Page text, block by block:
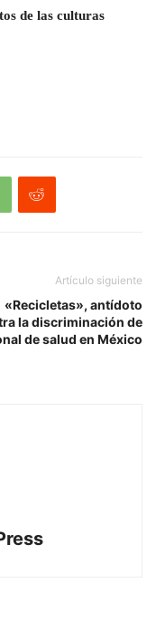
de las culturas
Artículo siguiente
«Recicletas», antídoto
la discriminación de
de salud en México